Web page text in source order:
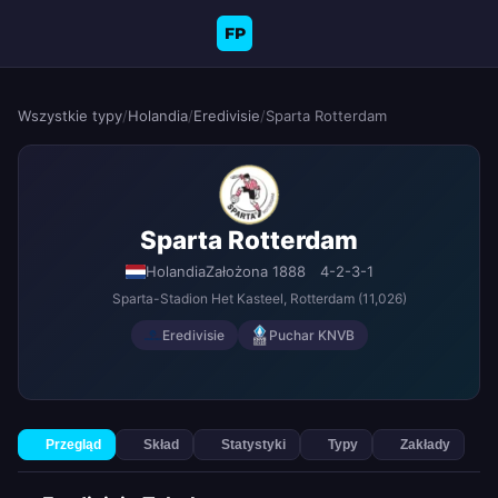
FP
Wszystkie typy/Holandia/Eredivisie/Sparta Rotterdam
Sparta Rotterdam
HolandiaZałożona 1888 4-2-3-1
Sparta-Stadion Het Kasteel, Rotterdam (11,026)
Eredivisie Puchar KNVB
Przegląd Skład Statystyki Typy Zakłady